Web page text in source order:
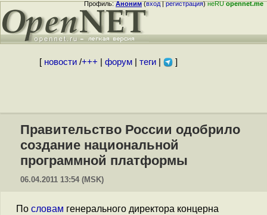
Профиль:Аноним(вход|регистрация)неRUopennet.me
[ новости/+++ форум| теги| ]
Правительство России одобрило
создание национальной
программной платформы
06.04.2011 13:54 (MSK)
По словам генерального директора концерна